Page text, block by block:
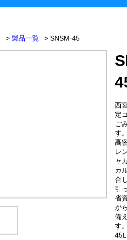
製品一覧 SNSM-45
西
定
ご
す
高
レ
ャ
カ
合
引
省
が
備
す